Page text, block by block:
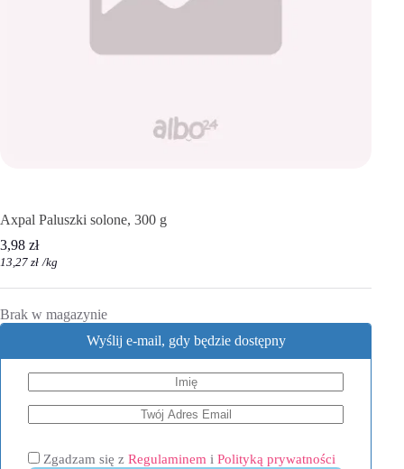
Axpal Paluszki solone, 300 g
3,98 zł
13,27 zł /kg
Brak w magazynie
Wyślij e-mail, gdy będzie dostępny
Zgadzam się z Regulaminem i Polityką prywatności